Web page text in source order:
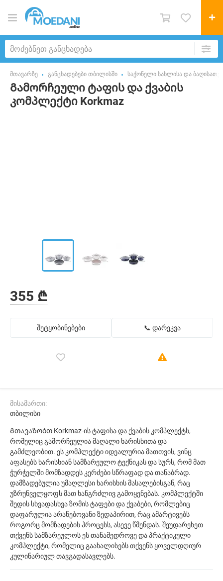
მთავარზე განცხადებები თბილისში საქონელი სახლისა და
Გამორჩეული ტაფის და ქვაბის
კომპლექტი Korkmaz
355 ₾
შეტყობინებები 📞 დარეკვა
მისამართი:
თბილისი
Გთავაზობთ Korkmaz-ის ტაფისა და ქვაბის კომპლექტს,
რომელიც გამორჩეულია მაღალი ხარისხითა და
გამძლეობით. ეს კომპლექტი იდეალურია მათთვის, ვინც
აფასებს ხარისხიან სამზარეულო ტექნიკას და სურს, რომ მათ
ჭურჭელში მომზადდეს კერძები სწრაფად და თანაბრად.
დამზადებულია უმაღლესი ხარისხის მასალებისგან, რაც
უზრუნველყოფს მათ ხანგრძლივ გამოყენებას. კომპლექტში
შედის სხვადასხვა ზომის ტაფები და ქვაბები, რომლებიც
დაფარულია არაწებოვანი ზედაპირით, რაც ამარტივებს
როგორც მომზადების პროცესს, ასევე წმენდას. შეუდარეხეთ
თქვენს სამზარეულოს ეს თანამედროვე და პრაქტიკული
კომპლექტი, რომელიც გაახალისებს თქვენს ყოველდღიურ
კულინარიულ თავგადასავლებს.